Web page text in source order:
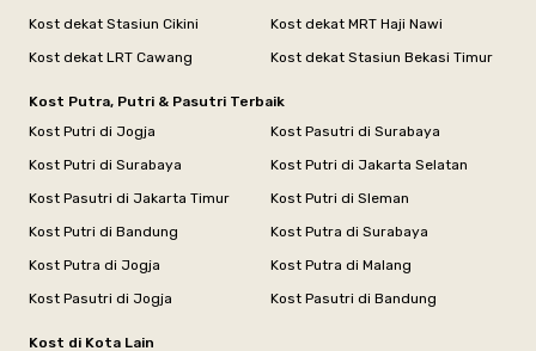
Kost dekat Stasiun Cikini
Kost dekat MRT Haji Nawi
Kost dekat LRT Cawang
Kost dekat Stasiun Bekasi Timur
Kost Putra, Putri & Pasutri Terbaik
Kost Putri di Jogja
Kost Pasutri di Surabaya
Kost Putri di Surabaya
Kost Putri di Jakarta Selatan
Kost Pasutri di Jakarta Timur
Kost Putri di Sleman
Kost Putri di Bandung
Kost Putra di Surabaya
Kost Putra di Jogja
Kost Putra di Malang
Kost Pasutri di Jogja
Kost Pasutri di Bandung
Kost di Kota Lain